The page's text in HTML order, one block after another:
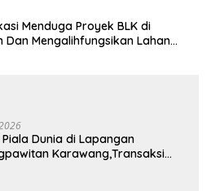
Menduga Proyek BLK di
Dan Mengalihfungsikan Lahan
Dunia di Lapangan
Karawang,Transaksi